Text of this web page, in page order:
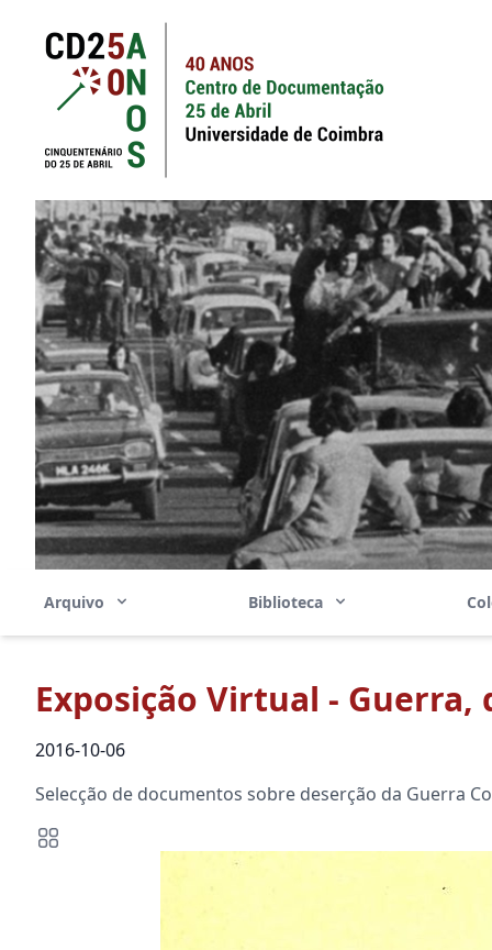
Arquivo Biblioteca
Exposição Virtual -
2016-10-06
Selecção de documentos sobre deserção da Guerra